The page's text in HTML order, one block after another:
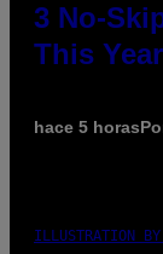
3 No-
This Year
hace 5 horas
ILLUSTRATION BY